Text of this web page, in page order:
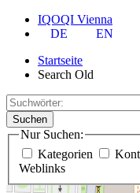
IQOQI Vienna
DE
EN
Startseite
Search Old
Suchen
Nur Suchen:
Kategorien
Weblinks